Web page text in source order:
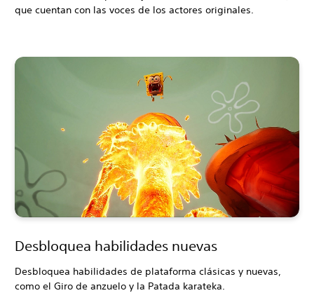
que cuentan con las voces de los actores originales.
Desbloquea habilidades nuevas
Desbloquea habilidades de plataforma clásicas y nuevas,
como el Giro de anzuelo y la Patada karateka.